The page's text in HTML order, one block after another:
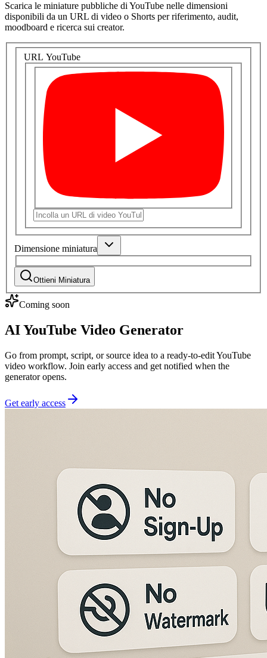
Scarica le miniature pubbliche di YouTube nelle dimensioni
disponibili da un URL di video o Shorts per riferimento, audit,
moodboard e ricerca sui creator.
URL YouTube
Dimensione miniatura
Ottieni Miniatura
Coming soon
AI YouTube Video Generator
Go from prompt, script, or source idea to a ready-to-edit YouTube
video workflow. Join early access and get notified when the
generator opens.
Get early access